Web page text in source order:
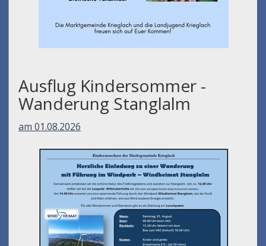
Ausflug Kindersommer -
Wanderung Stanglalm
am 01.08.2026